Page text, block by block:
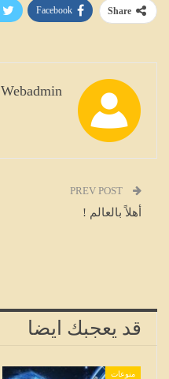
Share
Facebook
Webadmin
أهلاً بالعالم !
قد يعجبك ايضا
منوعات